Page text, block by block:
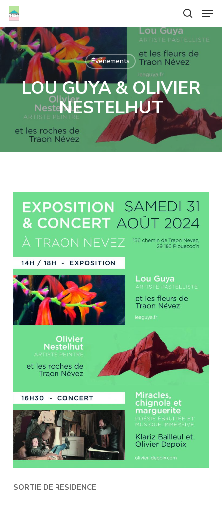
Skip
main
content
Événements
LOU GUYA & OLIVIER
NESTELHUT
SORTIE DE RESIDENCE
Menu